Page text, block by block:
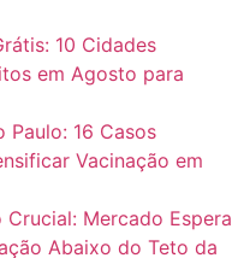
10 Cidades
em Agosto para
Paulo: 16 Casos
Vacinação em
Crucial: Mercado Espera
Abaixo do Teto da